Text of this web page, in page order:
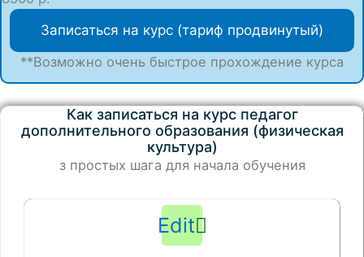
Записаться на курс (тариф продвинутый)
**Возможно очень быстрое прохождение курса
Как записаться на курс педагог
дополнительного образования (физическая
культура)
з простых шага для начала обучения
Edit